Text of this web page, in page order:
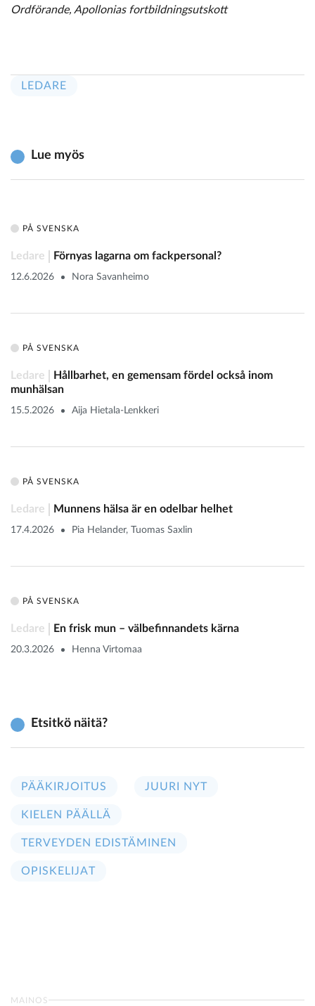
Ordförande, Apollonias fortbildningsutskott
LEDARE
Lue myös
PÅ SVENSKA
Ledare Förnyas lagarna om fackpersonal?
12.6.2026 Nora Savanheimo
PÅ SVENSKA
Ledare
Hållbarhet, en gemensam fördel också inom
munhälsan
15.5.2026 Aija Hietala-Lenkkeri
PÅ SVENSKA
Ledare Munnens hälsa är en odelbar helhet
17.4.2026 Pia Helander, Tuomas Saxlin
PÅ SVENSKA
Ledare En frisk mun – välbefinnandets kärna
20.3.2026 Henna Virtomaa
Etsitkö näitä?
PÄÄKIRJOITUS JUURI NYT
KIELEN PÄÄLLÄ
TERVEYDEN EDISTÄMINEN
OPISKELIJAT
MAINOS